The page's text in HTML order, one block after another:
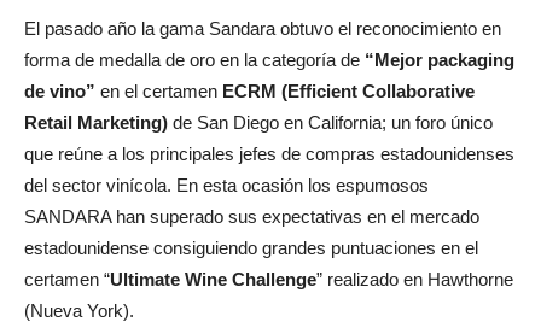
El pasado año la gama Sandara obtuvo el reconocimiento en
forma de medalla de oro en la categoría de “Mejor packaging
de vino” en el certamen ECRM (Efficient Collaborative
Retail Marketing) de San Diego en California; un foro único
que reúne a los principales jefes de compras estadounidenses
del sector vinícola. En esta ocasión los espumosos
SANDARA han superado sus expectativas en el mercado
estadounidense consiguiendo grandes puntuaciones en el
certamen “Ultimate Wine Challenge” realizado en Hawthorne
(Nueva York).